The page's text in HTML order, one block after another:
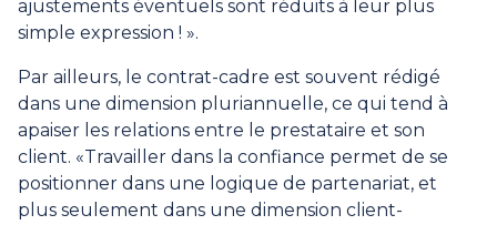
ajustements éventuels sont réduits à leur plus
simple expression ! ».
Par ailleurs, le contrat-cadre est souvent rédigé
dans une dimension pluriannuelle, ce qui tend à
apaiser les relations entre le prestataire et son
client. «Travailler dans la confiance permet de se
positionner dans une logique de partenariat, et
plus seulement dans une dimension client-